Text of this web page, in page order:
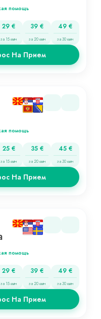
помощь
29 €
за 15 мин
39 €
за 20 мин
49 €
за 30 мин
На Прием
помощь
25 €
за 15 мин
35 €
за 20 мин
45 €
за 30 мин
На Прием
помощь
29 €
за 15 мин
39 €
за 20 мин
49 €
за 30 мин
На Прием